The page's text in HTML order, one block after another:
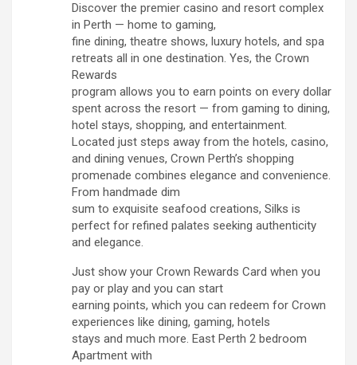
Discover the premier casino and resort complex
in Perth — home to gaming,
fine dining, theatre shows, luxury hotels, and spa
retreats all in one destination. Yes, the Crown
Rewards
program allows you to earn points on every dollar
spent across the resort — from gaming to dining,
hotel stays, shopping, and entertainment.
Located just steps away from the hotels, casino,
and dining venues, Crown Perth’s shopping
promenade combines elegance and convenience.
From handmade dim
sum to exquisite seafood creations, Silks is
perfect for refined palates seeking authenticity
and elegance.
Just show your Crown Rewards Card when you
pay or play and you can start
earning points, which you can redeem for Crown
experiences like dining, gaming, hotels
stays and much more. East Perth 2 bedroom
Apartment with